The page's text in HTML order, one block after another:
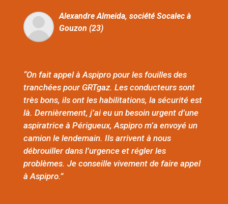
Alexandre Almeida, société Socalec à
Gouzon (23)
“On fait appel à Aspipro pour les fouilles des
tranchées pour GRTgaz. Les conducteurs sont
très bons, ils ont les habilitations, la sécurité est
là. Dernièrement, j’ai eu un besoin urgent d’une
aspiratrice à Périgueux, Aspipro m’a envoyé un
camion le lendemain. Ils arrivent à nous
débrouiller dans l’urgence et régler les
problèmes. Je conseille vivement de faire appel
à Aspipro.”